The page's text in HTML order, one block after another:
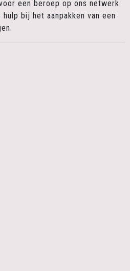
een beroep op ons netwerk.
bij het aanpakken van een